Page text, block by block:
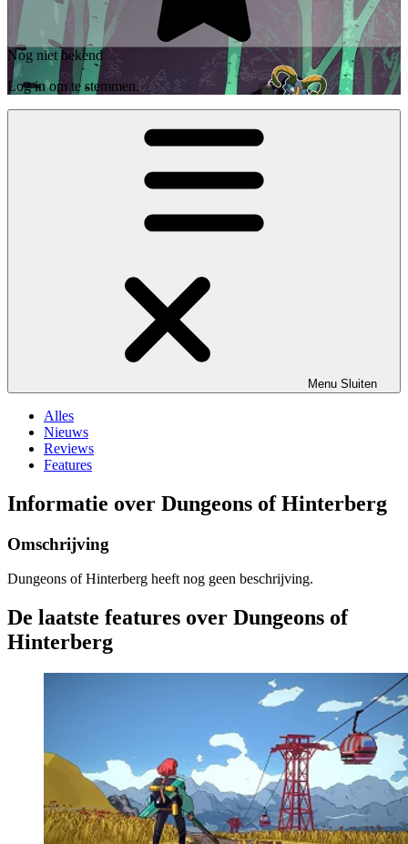
Nog niet bekend
Log in om te stemmen.
Menu Sluiten
Alles
Nieuws
Reviews
Features
Informatie over Dungeons of Hinterberg
Omschrijving
Dungeons of Hinterberg heeft nog geen beschrijving.
De laatste features over Dungeons of
Hinterberg